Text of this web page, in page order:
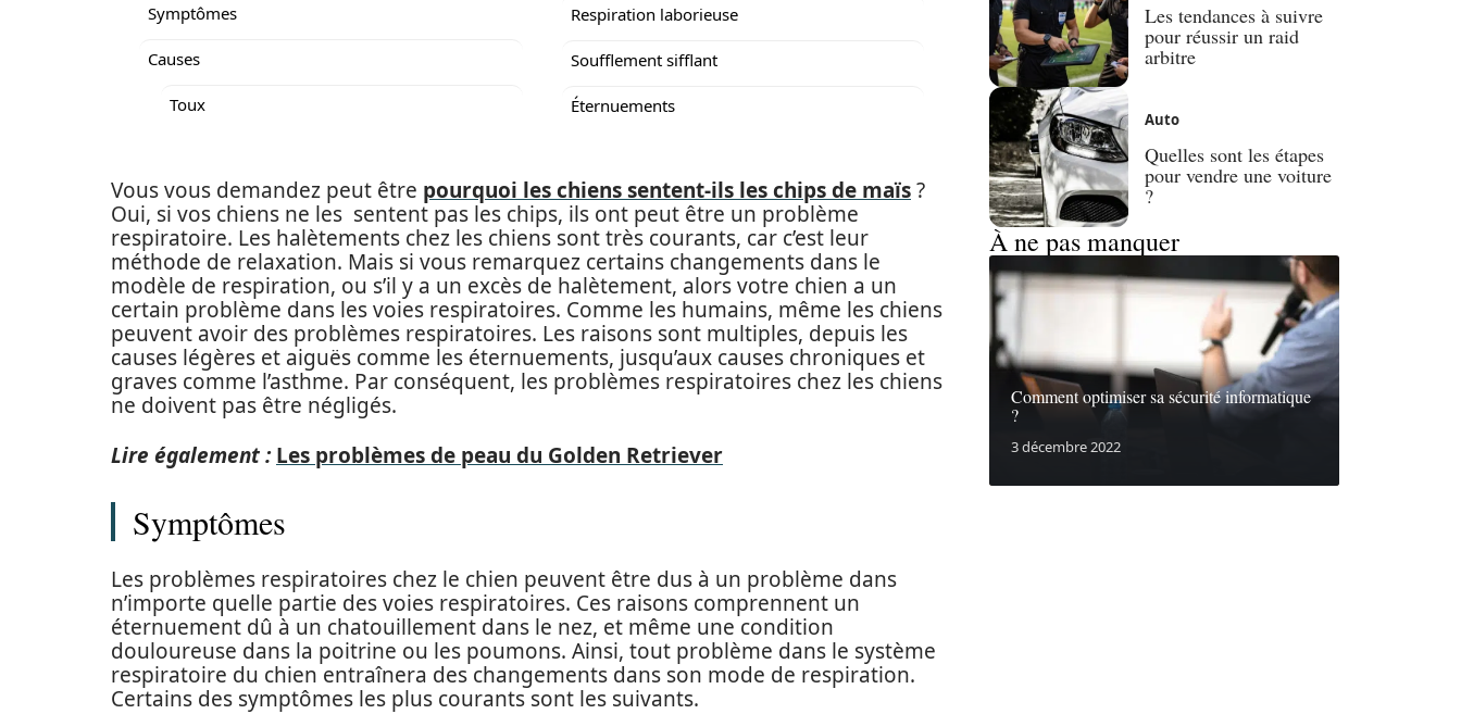
Symptômes
Causes
Toux
Respiration laborieuse
Soufflement sifflant
Éternuements
Vous vous demandez peut être pourquoi les chiens sentent-ils les chips de maïs?
Oui, si vos chiens ne les sentent pas les chips, ils ont peut être un problème
respiratoire. Les halètements chez les chiens sont très courants, car c’est leur
méthode de relaxation. Mais si vous remarquez certains changements dans le
modèle de respiration, ou s’il y a un excès de halètement, alors votre chien a un
certain problème dans les voies respiratoires. Comme les humains, même les chiens
peuvent avoir des problèmes respiratoires. Les raisons sont multiples, depuis les
causes légères et aiguës comme les éternuements, jusqu’aux causes chroniques et
graves comme l’asthme. Par conséquent, les problèmes respiratoires chez les chiens
ne doivent pas être négligés.
Lire également : Les problèmes de peau du Golden Retriever
Symptômes
Les problèmes respiratoires chez le chien peuvent être dus à un problème dans
n’importe quelle partie des voies respiratoires. Ces raisons comprennent un
éternuement dû à un chatouillement dans le nez, et même une condition
douloureuse dans la poitrine ou les poumons. Ainsi, tout problème dans le système
respiratoire du chien entraînera des changements dans son mode de respiration.
Certains des symptômes les plus courants sont les suivants.
Les tendances à suivre
pour réussir un raid
arbitre
Auto
Quelles sont les étapes
pour vendre une voiture
?
À ne pas manquer
Comment optimiser sa sécurité informatique
?
3 décembre 2022